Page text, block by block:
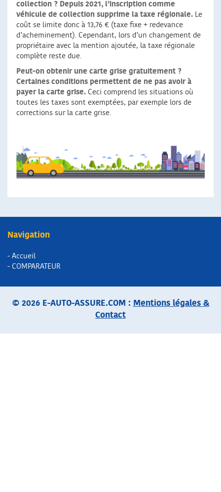
collection ? Depuis 2021, l’inscription comme
véhicule de collection supprime la taxe régionale. Le
coût se limite donc à 13,76 € (taxe fixe + redevance
d’acheminement). Cependant, lors d’un changement de
propriétaire avec la mention ajoutée, la taxe régionale
complète reste due.
Peut-on obtenir une carte grise gratuitement ?
Certaines conditions permettent de ne pas avoir à
payer la carte grise. Ceci comprend les situations où
toutes les taxes sont exemptées, par exemple lors de
corrections sur la carte grise.
Navigation
- Accueil
- COMPARATEUR
© 2026 E-AUTO-ASSURE.COM : Mentions légales &
Contact